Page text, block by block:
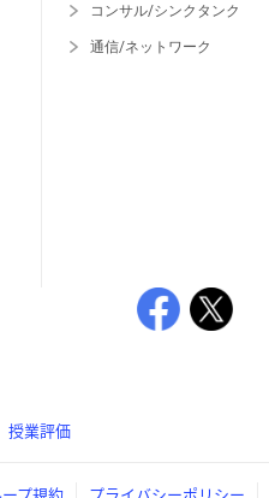
コンサル/シンクタンク
通信/ネットワーク
授業評価